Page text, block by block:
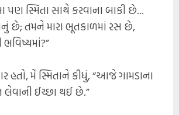
સ્મિતા સાથે કરવાના બાકી છે...
છે; તમને મારા ભૂતકાળમાં રસ છે,
હતો, મેં સ્મિતાને કીધું, “આજે ગામડાના
લેવાની ઈચ્છા થઈ છે.”